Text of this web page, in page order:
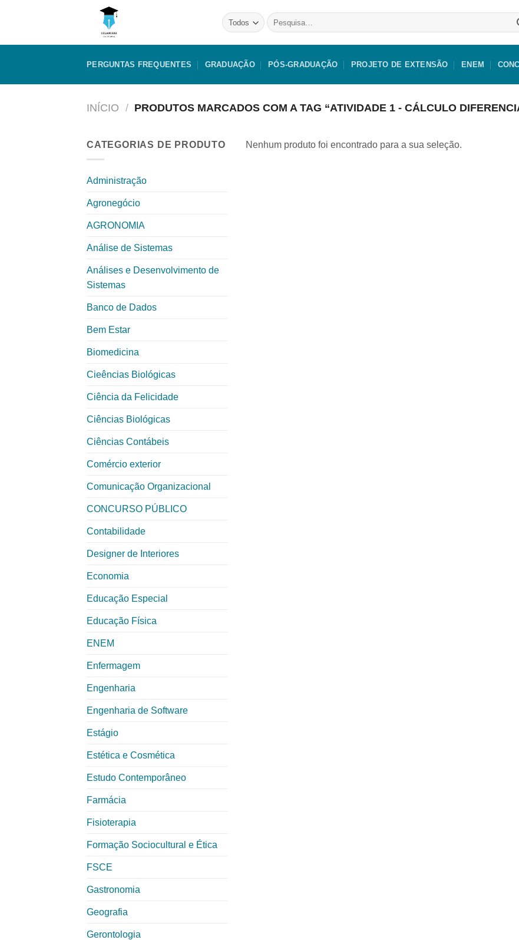
Pesquisar
por:
PERGUNTAS FREQUENTES GRADUAÇÃO PÓS-GRADUAÇÃO PROJETO DE EXTENSÃO ENEM
INÍCIO / PRODUTOS MARCADOS COM A TAG “ATIVIDADE 1 - CÁLCULO
CATEGORIAS DE PRODUTO
Administração
Agronegócio
AGRONOMIA
Análise de Sistemas
Análises e Desenvolvimento de
Sistemas
Banco de Dados
Bem Estar
Biomedicina
Cieências Biológicas
Ciência da Felicidade
Ciências Biológicas
Ciências Contábeis
Comércio exterior
Comunicação Organizacional
CONCURSO PÚBLICO
Contabilidade
Designer de Interiores
Economia
Educação Especial
Educação Física
ENEM
Enfermagem
Engenharia
Engenharia de Software
Estágio
Estética e Cosmética
Estudo Contemporâneo
Farmácia
Fisioterapia
Formação Sociocultural e Ética
FSCE
Gastronomia
Geografia
Gerontologia
Nenhum produto foi encontrado para a sua seleção.